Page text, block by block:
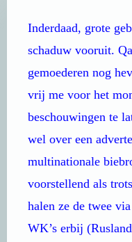
Inderdaad, grote
schaduw vooruit.
gemoederen nog
vrij me voor het
beschouwingen te
wel over een
multinationale
voorstellend als
halen ze de twee
WK’s erbij